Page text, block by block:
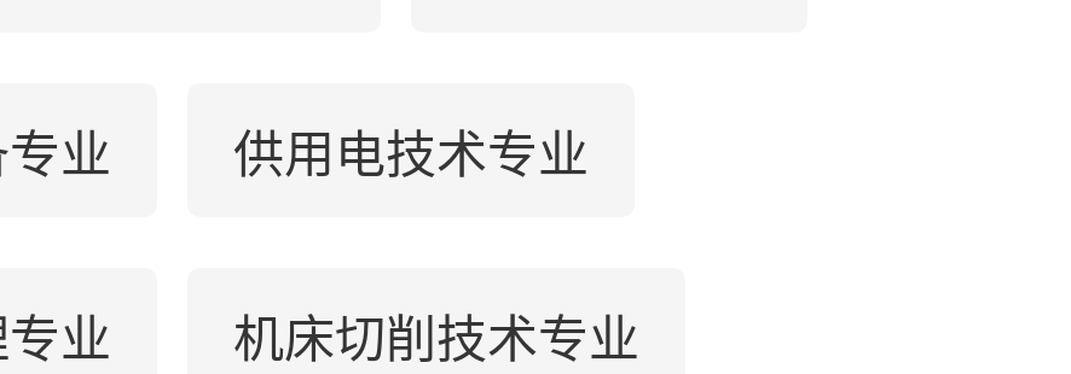
业 供用电技术专业
业 机床切削技术专业